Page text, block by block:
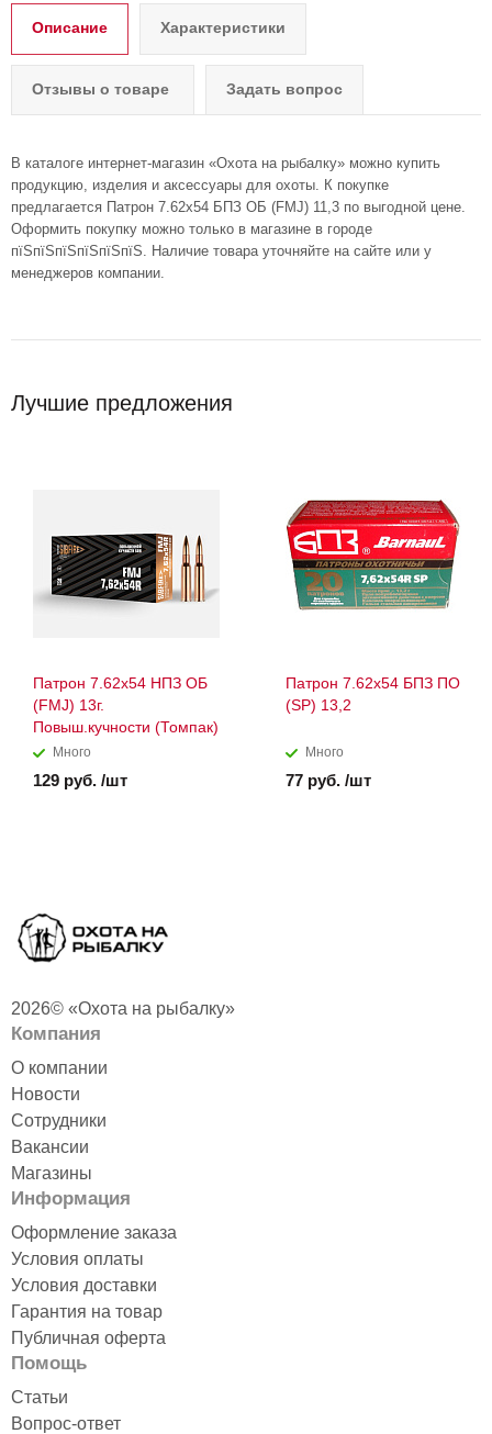
Описание Характеристики
Отзывы о товаре Задать вопрос
В каталоге интернет-магазин «Охота на рыбалку» можно купить
продукцию, изделия и аксессуары для охоты. К покупке
предлагается Патрон 7.62х54 БПЗ ОБ (FMJ) 11,3 по выгодной цене.
Оформить покупку можно только в магазине в городе
пїЅпїЅпїЅпїЅпїЅпїЅ. Наличие товара уточняйте на сайте или у
менеджеров компании.
Лучшие предложения
Патрон 7.62х54 НПЗ ОБ
(FMJ) 13г.
Повыш.кучности (Томпак)
Много
129 руб. /шт
Патрон 7.62х54 БПЗ ПО
(SP) 13,2
Много
77 руб. /шт
2026© «Охота на рыбалку»
Компания
О компании
Новости
Сотрудники
Вакансии
Магазины
Информация
Оформление заказа
Условия оплаты
Условия доставки
Гарантия на товар
Публичная оферта
Помощь
Статьи
Вопрос-ответ